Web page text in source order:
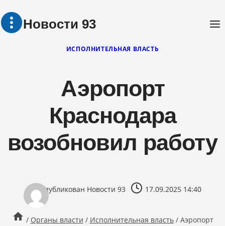
Перейти
Новости 93
ИСПОЛНИТЕЛЬНАЯ ВЛАСТЬ
Аэропорт
Краснодара
возобновил работу
опубликован Новости 93 17.09.2025 14:40
/ Органы власти / Исполнительная власть / Аэропорт